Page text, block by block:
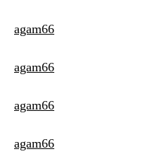
agam66
agam66
agam66
agam66